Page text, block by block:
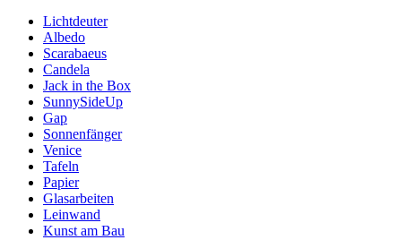
Lichtdeuter
Albedo
Scarabaeus
Candela
Jack in the Box
SunnySideUp
Gap
Sonnenfänger
Venice
Tafeln
Papier
Glasarbeiten
Leinwand
Kunst am Bau